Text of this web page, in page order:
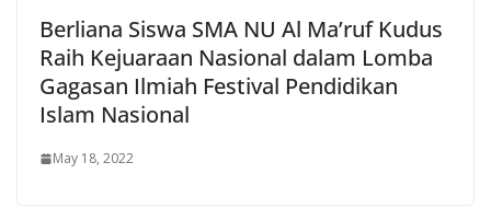
Berliana Siswa SMA NU Al Ma’ruf Kudus
Raih Kejuaraan Nasional dalam Lomba
Gagasan Ilmiah Festival Pendidikan
Islam Nasional
May 18, 2022